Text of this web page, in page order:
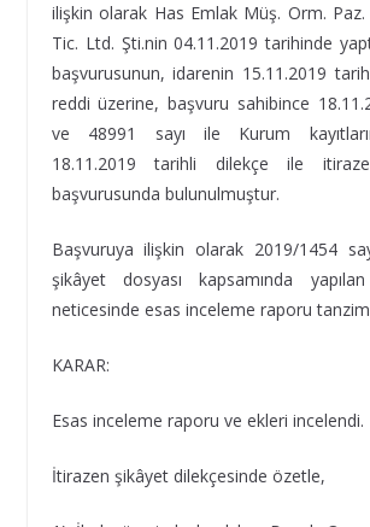
ilişkin olarak Has Emlak Müş. Orm. Paz.
Tic. Ltd. Şti.nin 04.11.2019 tarihinde
başvurusunun, idarenin 15.11.2019
reddi üzerine, başvuru sahibince
ve 48991 sayı ile Kurum
18.11.2019 tarihli dilekçe ile
başvurusunda bulunulmuştur.
Başvuruya ilişkin olarak 2019/1454
şikâyet dosyası kapsamında
neticesinde esas inceleme raporu
KARAR:
Esas inceleme raporu ve ekleri incelendi.
İtirazen şikâyet dilekçesinde özetle,